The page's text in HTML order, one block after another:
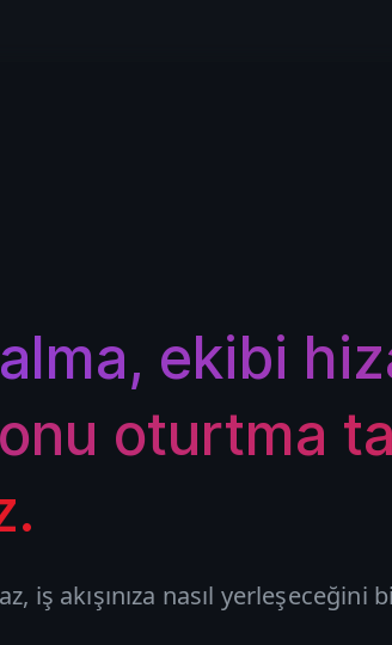
ekibi
oturtma
iş akışınıza nasıl